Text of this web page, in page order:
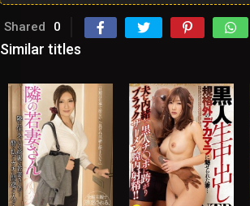
Shared 0
Similar titles